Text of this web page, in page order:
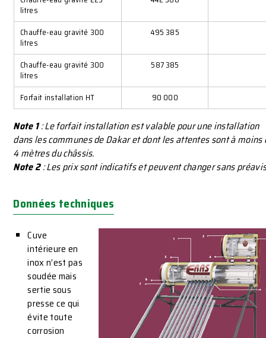
litres
Chauffe-eau gravité 300
litres
495 385
Chauffe-eau gravité 300
litres
587 385
Forfait installation HT 90 000
Note 1: Le forfait installation est valable pour une installation
dans les communes de Dakar et dont les attentes sont à moins
4 mètres du châssis.
Note 2: Les prix sont indicatifs et peuvent changer sans
Données techniques
Cuve
intérieure en
inox n’est pas
soudée mais
sertie sous
presse ce qui
évite toute
corrosion